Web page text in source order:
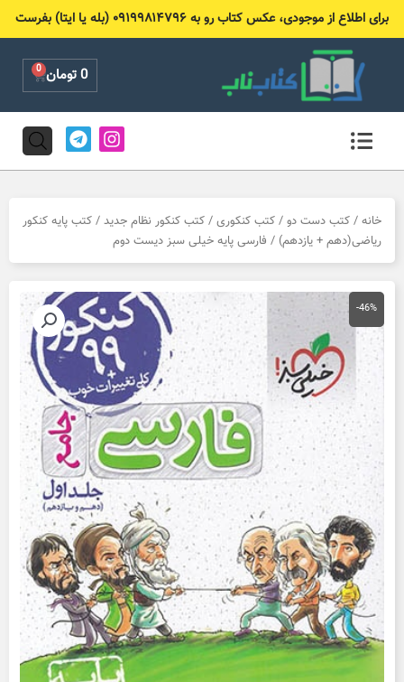
برای اطلاع از موجودی، عکس کتاب رو به ۰۹۱۹۹۸۱۴۷۹۶ (بله یا ایتا) بفرست
0تومان 0
Cart
I
n
s
g
r
a
T
e
l
r
m
خانه / کتب دست دو / کتب کنکوری / کتب کنکور نظام جدید / کتب پایه کنکور
ریاضی(دهم + یازدهم) / فارسی پایه خیلی سبز دیست دوم
-46%